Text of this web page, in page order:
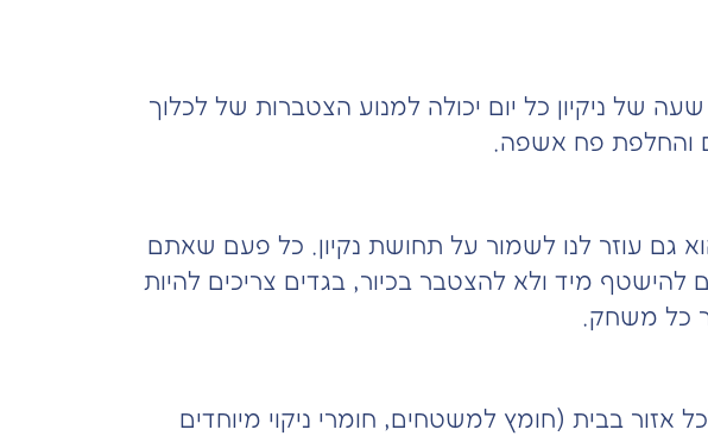
שעה של ניקיון כל יום יכולה למנוע הצטברות של לכלוך
והחלפת פח אשפה.
גם עוזר לנו לשמור על תחושת נקיון. כל פעם שאתם
מיד ולא להצטבר בכיור, בגדים צריכים להיות
כל משחק.
אזור בבית (חומץ למשטחים, חומרי ניקוי מיוחדים